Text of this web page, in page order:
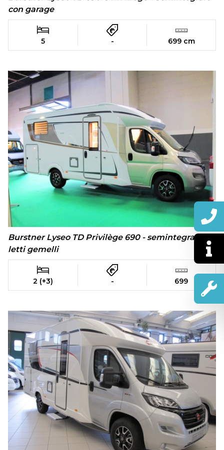
con garage
5 - 699 cm
Burstner Lyseo TD Privilège 690 - semintegrale
letti gemelli
2 (+3) - 699